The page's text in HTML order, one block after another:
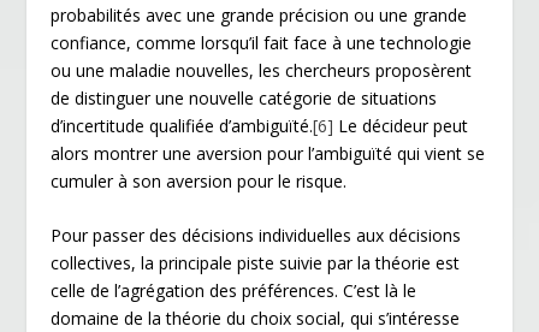
probabilités avec une grande précision ou une grande
confiance, comme lorsqu’il fait face à une technologie
ou une maladie nouvelles, les chercheurs proposèrent
de distinguer une nouvelle catégorie de situations
d’incertitude qualifiée d’ambiguïté.[6] Le décideur peut
alors montrer une aversion pour l’ambiguïté qui vient se
cumuler à son aversion pour le risque.
Pour passer des décisions individuelles aux décisions
collectives, la principale piste suivie par la théorie est
celle de l’agrégation des préférences. C’est là le
domaine de la théorie du choix social, qui s’intéresse